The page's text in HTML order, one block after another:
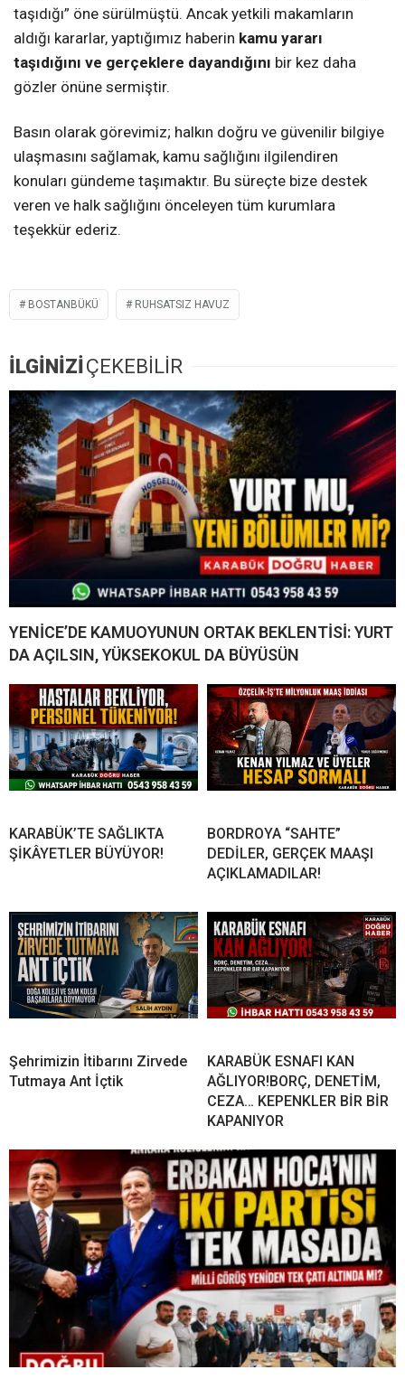
taşıdığı” öne sürülmüştü. Ancak yetkili makamların
aldığı kararlar, yaptığımız haberin kamu yararı
taşıdığını ve gerçeklere dayandığını bir kez daha
gözler önüne sermiştir.
Basın olarak görevimiz; halkın doğru ve güvenilir bilgiye
ulaşmasını sağlamak, kamu sağlığını ilgilendiren
konuları gündeme taşımaktır. Bu süreçte bize destek
veren ve halk sağlığını önceleyen tüm kurumlara
teşekkür ederiz.
BOSTANBÜKÜ RUHSATSIZ HAVUZ
İLGİNİZİÇEKEBİLİR
YENİCE’DE KAMUOYUNUN ORTAK BEKLENTİSİ: YURT
DA AÇILSIN, YÜKSEKOKUL DA BÜYÜSÜN
KARABÜK’TE SAĞLIKTA
ŞİKÂYETLER BÜYÜYOR!
BORDROYA “SAHTE”
DEDİLER, GERÇEK MAAŞI
AÇIKLAMADILAR!
Şehrimizin İtibarını Zirvede
Tutmaya Ant İçtik
KARABÜK ESNAFI KAN
AĞLIYOR!BORÇ, DENETİM,
CEZA… KEPENKLER BİR BİR
KAPANIYOR